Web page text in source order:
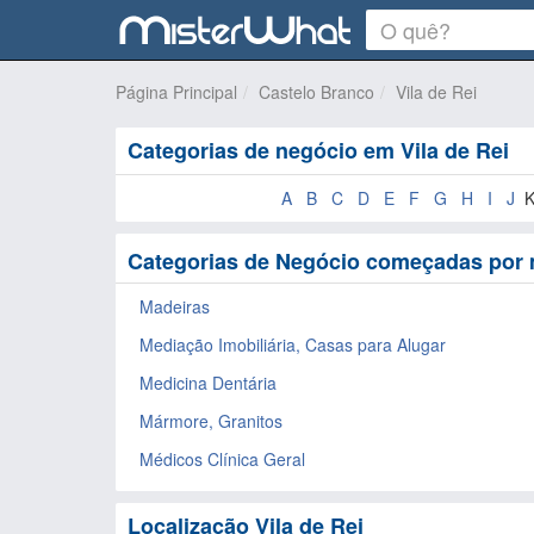
Página Principal Castelo Branco Vila de Rei
Categorias de negócio em Vila de Rei
A B C D E F G H I J
Categorias de Negócio começadas por
Madeiras
Mediação Imobiliária, Casas para Alugar
Medicina Dentária
Mármore, Granitos
Médicos Clínica Geral
Localização Vila de Rei